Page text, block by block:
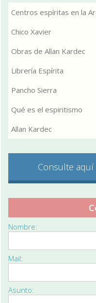
Centros espíritas en la
Chico Xavier
Obras de Allan Kardec
Librería Espírita
Pancho Sierra
Qué es el espiritismo
Allan Kardec
Consulte
Nombre:
Mail:
Asunto: